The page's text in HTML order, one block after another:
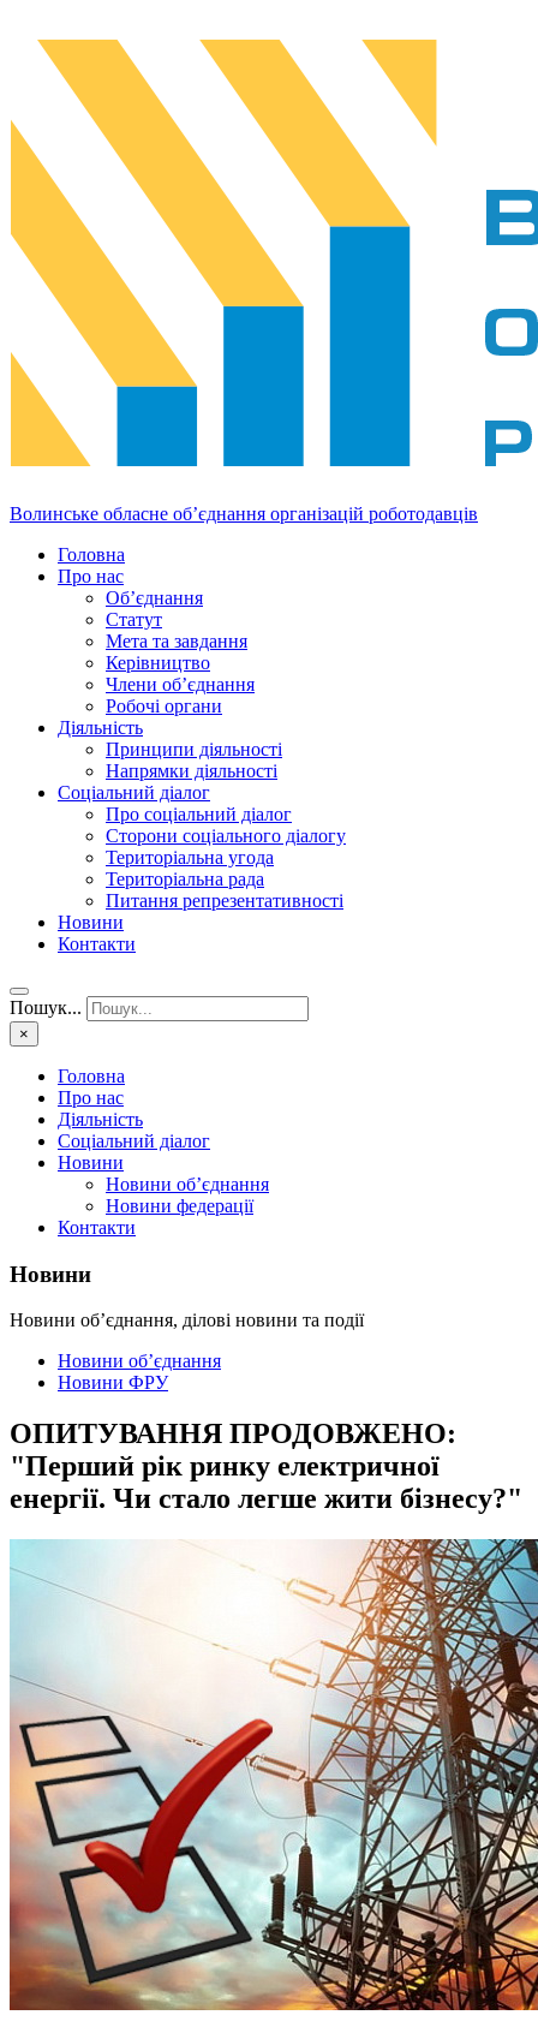
Волинське обласне об’єднання організацій роботодавців
Головна
Про нас
Об’єднання
Статут
Мета та завдання
Керівництво
Члени об’єднання
Робочі органи
Діяльність
Принципи діяльності
Напрямки діяльності
Соціальний діалог
Про соціальний діалог
Сторони соціального діалогу
Територіальна угода
Територіальна рада
Питання репрезентативності
Новини
Контакти
Пошук...
×
Головна
Про нас
Діяльність
Соціальний діалог
Новини
Новини об’єднання
Новини федерації
Контакти
Новини
Новини об’єднання, ділові новини та події
Новини об’єднання
Новини ФРУ
ОПИТУВАННЯ ПРОДОВЖЕНО:
"Перший рік ринку електричної
енергії. Чи стало легше жити бізнесу?"